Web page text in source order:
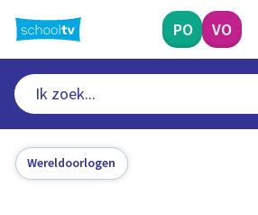
naar
hoofdinhoud
PO VO
Wereldoorlogen